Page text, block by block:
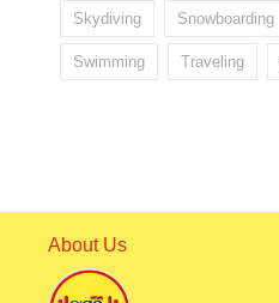
Skydiving Snowboarding
Swimming Traveling
About Us